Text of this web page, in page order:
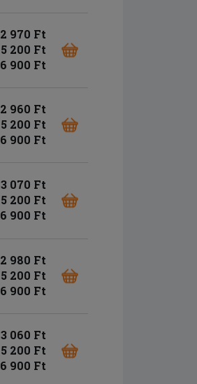
2 970 Ft
5 200 Ft
6 900 Ft
2 960 Ft
5 200 Ft
6 900 Ft
3 070 Ft
5 200 Ft
6 900 Ft
2 980 Ft
5 200 Ft
6 900 Ft
3 060 Ft
5 200 Ft
6 900 Ft